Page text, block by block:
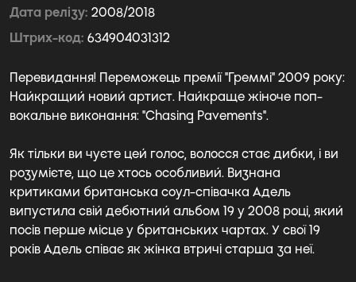
Дата релізу 2008/2018
Штрих-код 634904031312
Перевидання! Переможець премії "Греммі" 2009 року:
Найкращий новий артист. Найкраще жіноче поп-
вокальне виконання: "Chasing Pavements".
Як тільки ви чуєте цей голос, волосся стає дибки, і ви
розумієте, що це хтось особливий. Визнана
критиками британська соул-співачка Адель
випустила свій дебютний альбом 19 у 2008 році, який
посів перше місце у британських чартах. У свої 19
років Адель співає як жінка втричі старша за неї.